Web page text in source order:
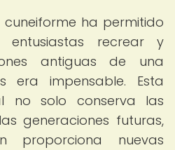
ha permitido
recrear y
antiguas de una
era impensable. Esta
no solo conserva las
generaciones futuras,
proporciona nuevas